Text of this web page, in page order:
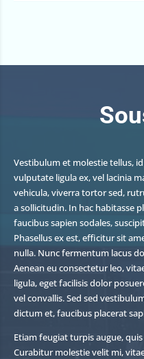
Vestibulum et molestie tellus,
vulputate ligula ex, vel lacinia
vehicula, viverra tortor sed,
a sollicitudin. In hac habitasse
faucibus sapien sodales,
Phasellus ex est, efficitur sit
nulla. Nunc fermentum lacus
Aenean eu consectetur leo,
ligula, eget facilisis dolor
vel convallis. Sed sed
dictum et, faucibus placerat
Etiam feugiat turpis augue,
Curabitur molestie velit mi,